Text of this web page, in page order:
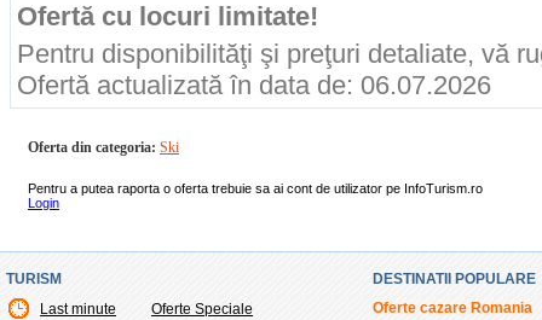
Ofertă cu locuri limitate!
Pentru disponibilităţi şi preţuri detaliate, vă
Ofertă actualizată în data de: 06.07.2026
Oferta din categoria: Ski
Pentru a putea raporta o oferta trebuie sa ai cont de utilizator pe InfoTurism.ro
Login
TURISM
Last minute
Oferte Speciale
DESTINATII POPULARE
Oferte cazare Romania